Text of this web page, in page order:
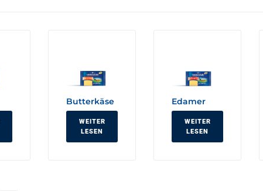
Butterkäse
WEITER
LESEN
Edamer
WEITER
LESEN